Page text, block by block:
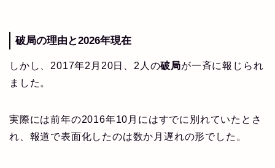
破局の理由と2026年現在
しかし、2017年2月20日、2人の破局が一斉に報じられ
ました。
実際には前年の2016年10月にはすでに別れていたとさ
れ、報道で表面化したのは数か月遅れの形でした。